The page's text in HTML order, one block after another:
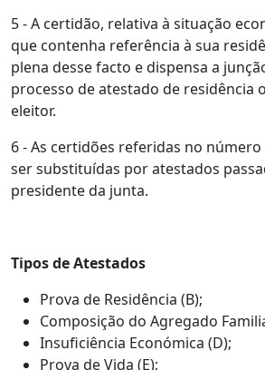
5 - A certidão, relativa à situação
que contenha referência à sua
plena desse facto e dispensa a
processo de atestado de residência
eleitor.
6 - As certidões referidas no
ser substituídas por atestados
presidente da junta.
Tipos de Atestados
Prova de Residência (B);
Composição do Agregado
Insuficiência Económica (D);
Prova de Vida (E);